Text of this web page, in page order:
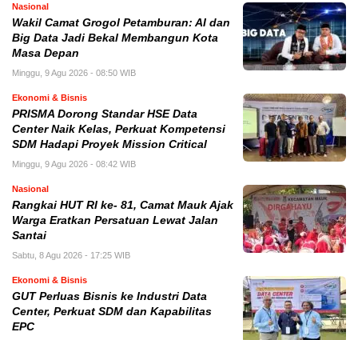
Nasional
Wakil Camat Grogol Petamburan: AI dan
Big Data Jadi Bekal Membangun Kota
Masa Depan
Minggu, 9 Agu 2026 - 08:50 WIB
Ekonomi & Bisnis
PRISMA Dorong Standar HSE Data
Center Naik Kelas, Perkuat Kompetensi
SDM Hadapi Proyek Mission Critical
Minggu, 9 Agu 2026 - 08:42 WIB
Nasional
Rangkai HUT RI ke- 81, Camat Mauk Ajak
Warga Eratkan Persatuan Lewat Jalan
Santai
Sabtu, 8 Agu 2026 - 17:25 WIB
Ekonomi & Bisnis
GUT Perluas Bisnis ke Industri Data
Center, Perkuat SDM dan Kapabilitas
EPC